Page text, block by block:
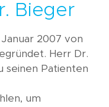
Bieger
2007 von
Herr Dr.
seinen Patienten
um